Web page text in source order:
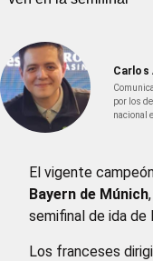
Carlos
por los
nacional
El vigente
Bayern de Múnich
semifinal de ida de
Los franceses